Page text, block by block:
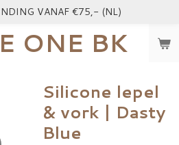
ONE BK
VANAF €75,- (NL)
Silicone lepel
& vork | Dasty
Blue